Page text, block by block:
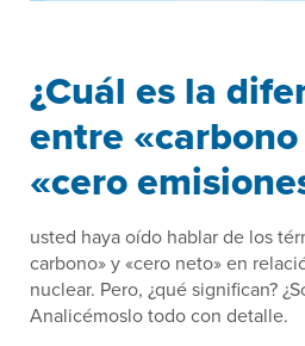
¿Cuál es la
entre
«cero
usted haya oído hablar de los
carbono» y «cero neto» en
nuclear. Pero, ¿qué significan?
Analicémoslo todo con detalle.